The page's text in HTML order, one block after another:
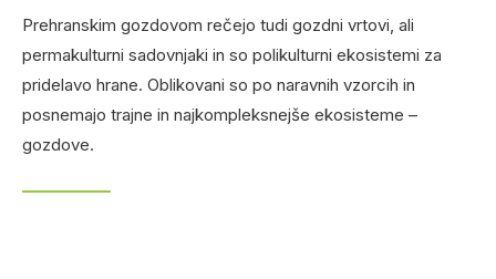
Prehranskim gozdovom rečejo tudi gozdni vrtovi, ali
permakulturni sadovnjaki in so polikulturni ekosistemi za
pridelavo hrane. Oblikovani so po naravnih vzorcih in
posnemajo trajne in najkompleksnejše ekosisteme –
gozdove.